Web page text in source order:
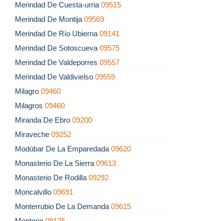
Merindad De Cuesta-urria 09515
Merindad De Montija 09569
Merindad De Río Ubierna 09141
Merindad De Sotoscueva 09575
Merindad De Valdeporres 09557
Merindad De Valdivielso 09559
Milagro 09460
Milagros 09460
Miranda De Ebro 09200
Miraveche 09252
Modúbar De La Emparedada 09620
Monasterio De La Sierra 09613
Monasterio De Rodilla 09292
Moncalvillo 09691
Monterrubio De La Demanda 09615